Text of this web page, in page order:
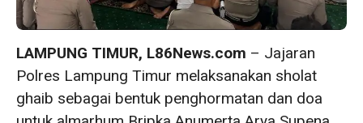
LAMPUNG TIMUR, L86News.com – Jajaran
Polres Lampung Timur melaksanakan sholat
ghaib sebagai bentuk penghormatan dan doa